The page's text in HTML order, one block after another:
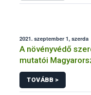
2021. szeptember 1, szerda
A növényvédő
mutatói
TOVÁBB >